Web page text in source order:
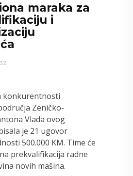
maraka za
i
konkurentnosti
Zeničko-
Vlada ovog
je 21 ugovor
500.000 KM. Time će
prekvalifikacija radne
novih mašina.